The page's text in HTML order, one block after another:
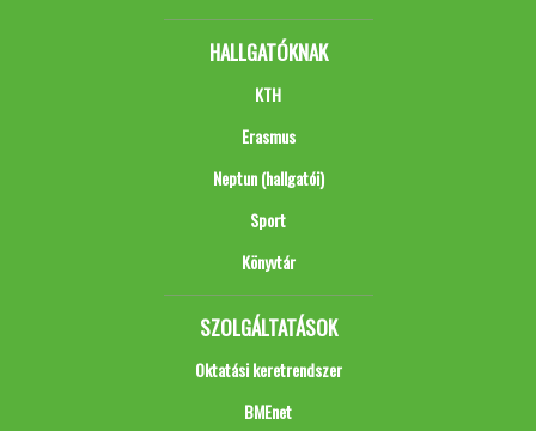
HALLGATÓKNAK
KTH
Erasmus
Neptun (hallgatói)
Sport
Könyvtár
SZOLGÁLTATÁSOK
Oktatási keretrendszer
BMEnet